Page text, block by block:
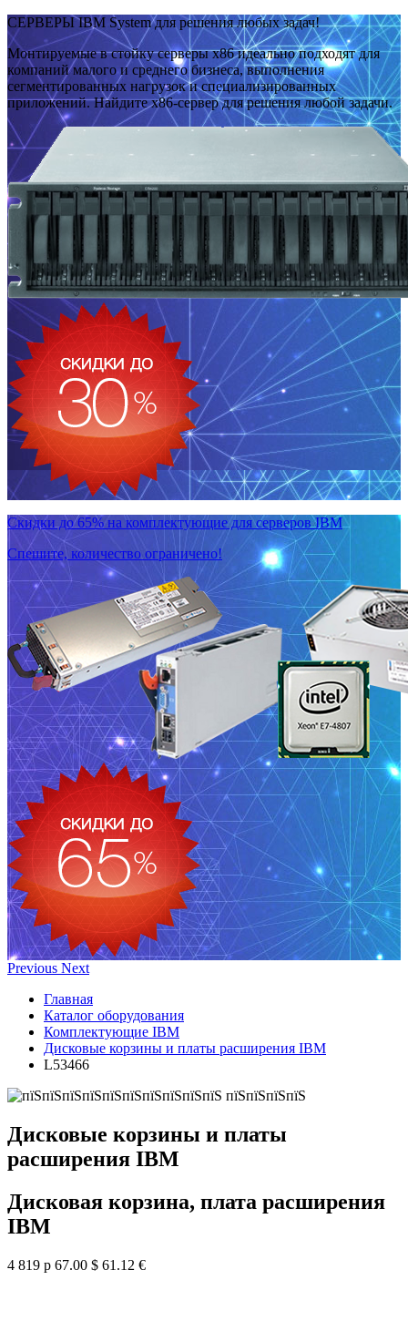
СЕРВЕРЫ IBM System для решения любых задач!
Монтируемые в стойку серверы x86 идеально подходят для
компаний малого и среднего бизнеса, выполнения
сегментированных нагрузок и специализированных
приложений. Найдите x86-сервер для решения любой задачи.
Скидки до 65% на комплектующие для серверов IBM
Спешите, количество ограничено!
Previous Next
Главная
Каталог оборудования
Комплектующие IBM
Дисковые корзины и платы расширения IBM
L53466
Дисковые корзины и платы
расширения IBM
Дисковая корзина, плата расширения
IBM
4 819 р 67.00 $ 61.12 €